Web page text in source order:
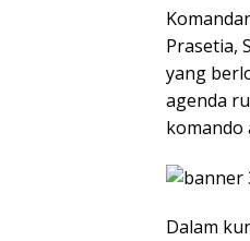
Prasetia,
yang
agenda
komando
Dalam